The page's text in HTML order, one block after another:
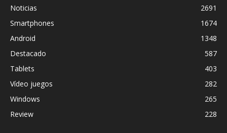
Noticias
2691
Smartphones
1674
Android
1348
Destacado
587
Tablets
403
Vídeo juegos
282
Windows
265
Review
228